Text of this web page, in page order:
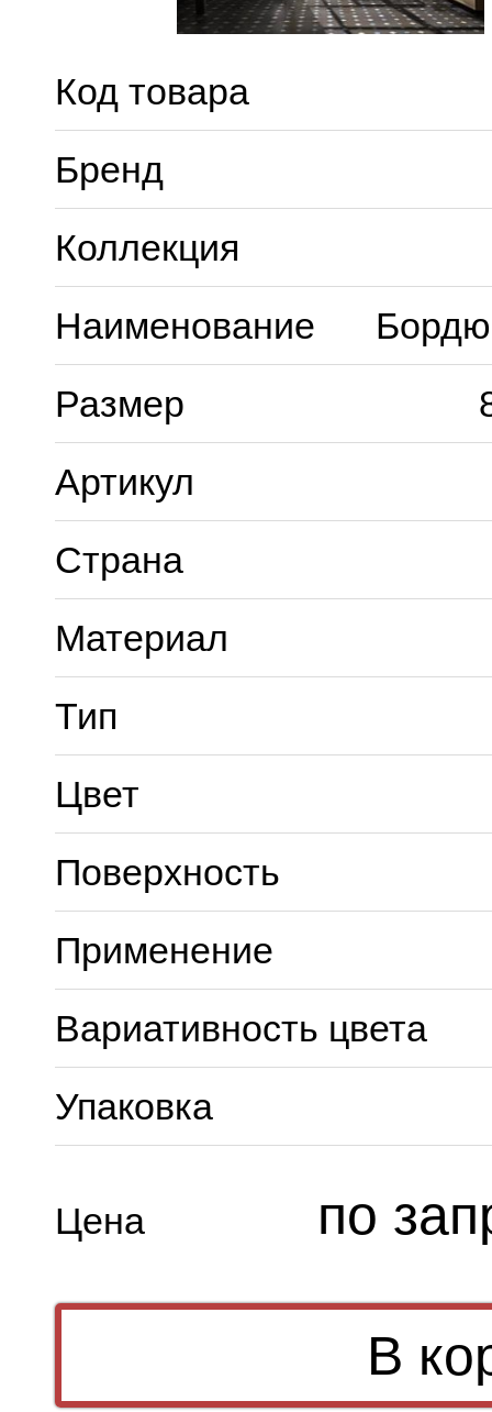
Код товара
Бренд
Коллекция
Наименование
Размер
Артикул
Страна
Материал
Тип
Цвет
Поверхность
Применение
Вариативность цвета
Упаковка
Цена по